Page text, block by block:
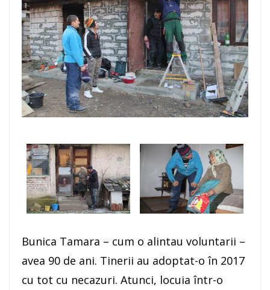
Bunica Tamara – cum o alintau voluntarii –
avea 90 de ani. Tinerii au adoptat-o în 2017
cu tot cu necazuri. Atunci, locuia într-o